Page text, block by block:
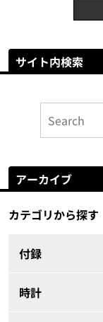
サイト内検索
アーカイブ
カテゴリから探す
付録
時計